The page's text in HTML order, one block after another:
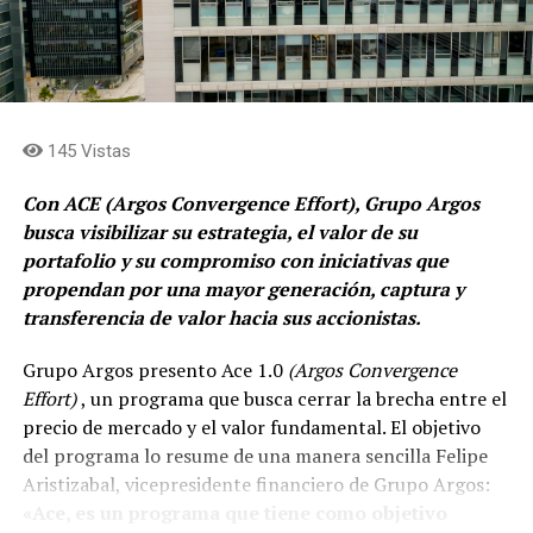
Finalmente, en su mensaje, Alejandro manifestó, que,
«una cosa es buscar la paz, otra es negociar con los
jefes del crimen. Las cárceles para pagar condenas».
Comparte el artículo:
Me gusta esto:
145 Vistas
Con ACE (Argos Convergence Effort), Grupo Argos
busca visibilizar su estrategia, el valor de su
portafolio y su compromiso con iniciativas que
propendan por una mayor generación, captura y
transferencia de valor hacia sus accionistas.
Grupo Argos presento Ace 1.0(Argos Convergence
Effort), un programa que busca cerrar la brecha entre el
precio de mercado y el valor fundamental. El objetivo
del programa lo resume de una manera sencilla Felipe
Aristizabal, vicepresidente financiero de Grupo Argos: